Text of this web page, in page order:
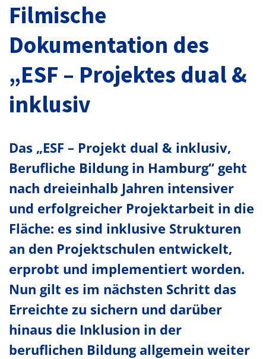
Filmische
Dokumentation des
„ESF – Projektes dual &
inklusiv
Das „ESF – Projekt dual & inklusiv,
Berufliche Bildung in Hamburg“ geht
nach dreieinhalb Jahren intensiver
und erfolgreicher Projektarbeit in die
Fläche: es sind inklusive Strukturen
an den Projektschulen entwickelt,
erprobt und implementiert worden.
Nun gilt es im nächsten Schritt das
Erreichte zu sichern und darüber
hinaus die Inklusion in der
beruflichen Bildung allgemein weiter